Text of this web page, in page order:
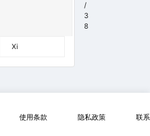
/
3
8
Xi
使用条款 隐私政策
联系